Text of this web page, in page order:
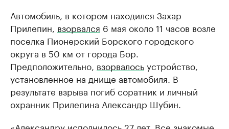
Автомобиль, в котором находился Захар
Прилепин, взорвался 6 мая около 11 часов возле
поселка Пионерский Борского городского
округа в 50 км от города Бор.
Предположительно, взорвалосьустройство,
установленное на днище автомобиля. В
результате взрыва погиб соратник и личный
охранник Прилепина Александр Шубин.